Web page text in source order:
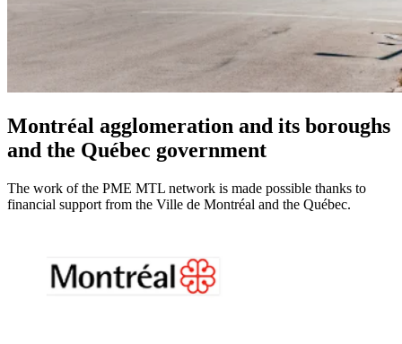
Montréal agglomeration and its boroughs
and the Québec government
The work of the PME MTL network is made possible thanks to
financial support from the Ville de Montréal and the Québec.